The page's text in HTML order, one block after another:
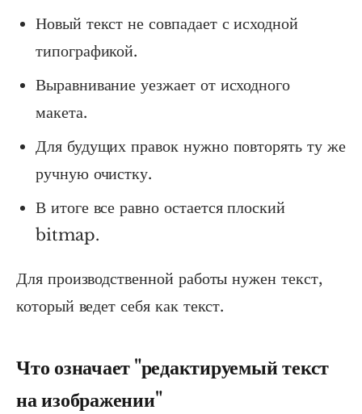
Новый текст не совпадает с исходной
типографикой.
Выравнивание уезжает от исходного
макета.
Для будущих правок нужно повторять ту же
ручную очистку.
В итоге все равно остается плоский
bitmap.
Для производственной работы нужен текст,
который ведет себя как текст.
Что означает "редактируемый текст
на изображении"